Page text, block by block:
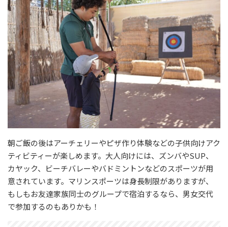
朝ご飯の後はアーチェリーやピザ作り体験などの子供向けアク
ティビティーが楽しめます。大人向けには、ズンバやSUP、
カヤック、ビーチバレーやバドミントンなどのスポーツが用
意されています。マリンスポーツは身長制限がありますが、
もしもお友達家族同士のグループで宿泊するなら、男女交代
で参加するのもありかも！